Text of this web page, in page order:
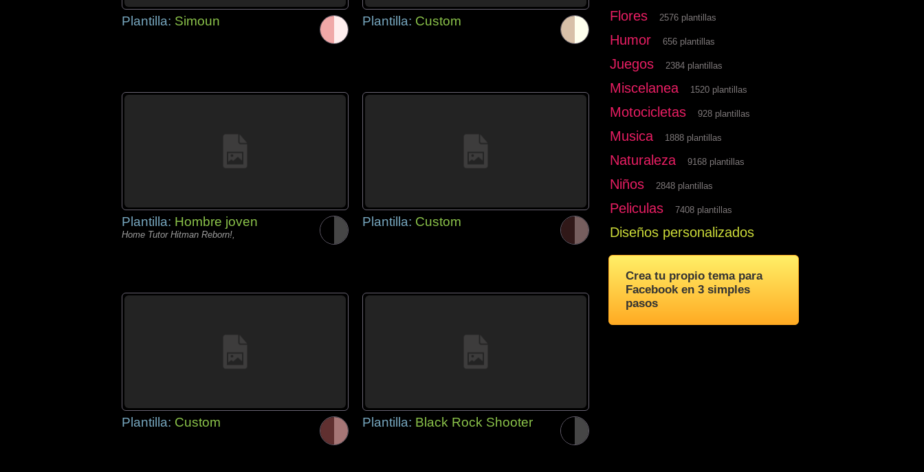
Plantilla: Simoun Plantilla: Custom
Plantilla: Hombre joven
Home Tutor Hitman Reborn!,
Plantilla: Custom
Plantilla: Custom Plantilla: Black Rock Shooter
Flores 2576 plantillas
Humor 656 plantillas
Juegos 2384 plantillas
Miscelanea 1520 plantillas
Motocicletas 928 plantillas
Musica 1888 plantillas
Naturaleza 9168 plantillas
Niños 2848 plantillas
Peliculas 7408 plantillas
Diseños personalizados
Crea tu propio tema para
Facebook en 3 simples
pasos